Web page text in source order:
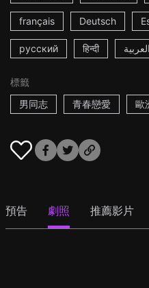
français Deutsch
русский हिन्दी العربية
標籤
男同志
青春戀愛 歐
預告 劇照 推薦影片